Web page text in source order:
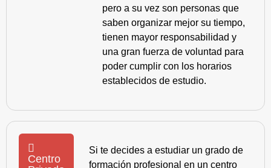
pero a su vez son personas que
saben organizar mejor su tiempo,
tienen mayor responsabilidad y
una gran fuerza de voluntad para
poder cumplir con los horarios
establecidos de estudio.
Centro
Si te decides a estudiar un grado de
formación profesional en un centro